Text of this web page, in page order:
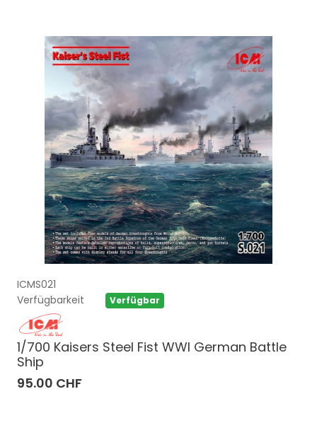
ICMS021
Verfügbarkeit
Verfügbar
1/700 Kaisers Steel Fist WWI German Battle
Ship
95.00 CHF